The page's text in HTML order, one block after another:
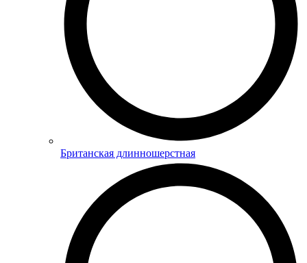
Британская длинношерстная